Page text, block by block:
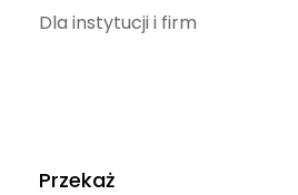
Dla instytucji i firm
Przekaż